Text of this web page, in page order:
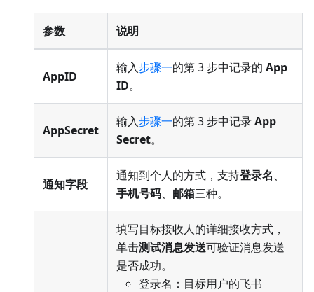
参数 说明
AppID
输入步骤一的第 3 步中记录的 App
ID。
AppSecret
输入步骤一的第 3 步中记录App
Secret。
通知字段
通知到个人的方式，支持登录名、
手机号码、 邮箱三种。
填写目标接收人的详细接收方式，
单击测试消息发送可验证消息发送
是否成功。
登录名：目标用户的飞书